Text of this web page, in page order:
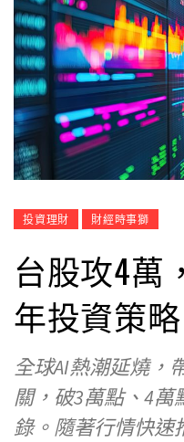
投資理財 財經時事獅
台股攻4萬
年投資策
全球AI熱潮延燒，
關，破3萬點、4
錄。隨著行情快速